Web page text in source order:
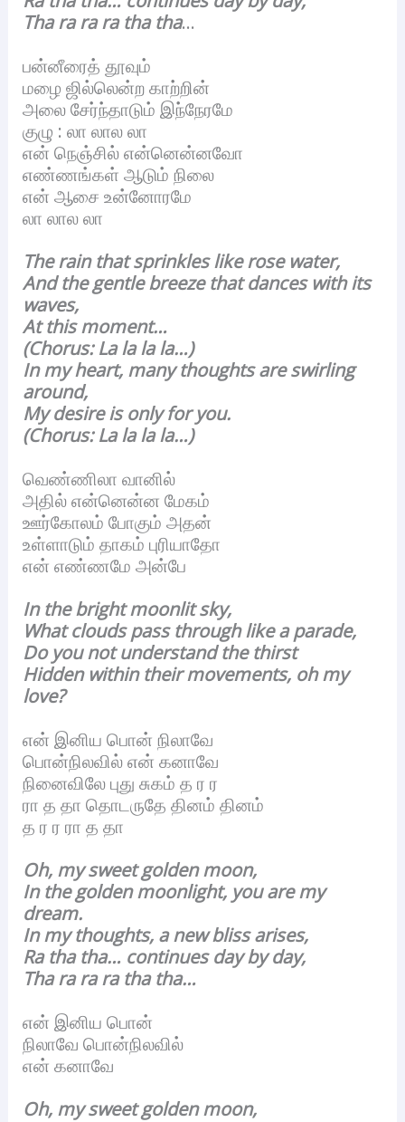
Tha ra ra ra tha tha…
பன்னீரைத் தூவும்
மழை ஜில்லென்ற காற்றின்
அலை சேர்ந்தாடும் இந்நேரமே
குழு : லா லால லா
என் நெஞ்சில் என்னென்னவோ
எண்ணங்கள் ஆடும் நிலை
என் ஆசை உன்னோரமே
லா லால லா
The rain that sprinkles like rose water,
And the gentle breeze that dances with its
waves,
At this moment…
(Chorus: La la la la…)
In my heart, many thoughts are swirling
around,
My desire is only for you.
(Chorus: La la la la…)
வெண்ணிலா வானில்
அதில் என்னென்ன மேகம்
ஊர்கோலம் போகும் அதன்
உள்ளாடும் தாகம் புரியாதோ
என் எண்ணமே அன்பே
In the bright moonlit sky,
What clouds pass through like a parade,
Do you not understand the thirst
Hidden within their movements, oh my
love?
என் இனிய பொன் நிலாவே
பொன்நிலவில் என் கனாவே
நினைவிலே புது சுகம் த ர ர
ரா த தா தொடருதே தினம் தினம்
த ர ர ரா த தா
Oh, my sweet golden moon,
In the golden moonlight, you are my
dream.
In my thoughts, a new bliss arises,
Ra tha tha… continues day by day,
Tha ra ra ra tha tha…
என் இனிய பொன்
நிலாவே பொன்நிலவில்
என் கனாவே
Oh, my sweet golden moon,